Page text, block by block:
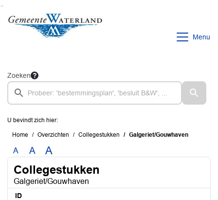
Ga naar de inhoud van deze pagina
Ga naar het zoeken
Ga naar het menu
Menu
Zoeken
U bevindt zich hier:
Home Overzichten Collegestukken Galgeriet/Gouwhaven
A A A
Collegestukken
Galgeriet/Gouwhaven
ID